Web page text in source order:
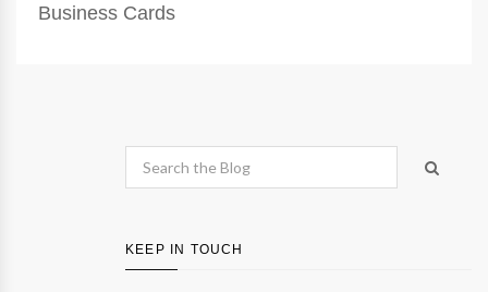
Business Cards
KEEP IN TOUCH